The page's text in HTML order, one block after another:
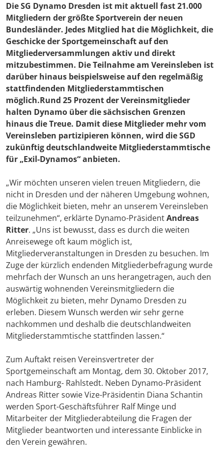
Die SG Dynamo Dresden ist mit aktuell fast 21.000
Mitgliedern der größte Sportverein der neuen
Bundesländer. Jedes Mitglied hat die Möglichkeit, die
Geschicke der Sportgemeinschaft auf den
Mitgliederversammlungen aktiv und direkt
mitzubestimmen. Die Teilnahme am Vereinsleben ist
darüber hinaus beispielsweise auf den regelmäßig
stattfindenden Mitgliederstammtischen
möglich.Rund 25 Prozent der Vereinsmitglieder
halten Dynamo über die sächsischen Grenzen
hinaus die Treue. Damit diese Mitglieder mehr vom
Vereinsleben partizipieren können, wird die SGD
zukünftig deutschlandweite Mitgliederstammtische
für „Exil-Dynamos“ anbieten.
„Wir möchten unseren vielen treuen Mitgliedern, die
nicht in Dresden und der näheren Umgebung wohnen,
die Möglichkeit bieten, mehr an unserem Vereinsleben
teilzunehmen“, erklärte Dynamo-PräsidentAndreas
Ritter. „Uns ist bewusst, dass es durch die weiten
Anreisewege oft kaum möglich ist,
Mitgliederveranstaltungen in Dresden zu besuchen. Im
Zuge der kürzlich endenden Mitgliederbefragung wurde
mehrfach der Wunsch an uns herangetragen, auch den
auswärtig wohnenden Vereinsmitgliedern die
Möglichkeit zu bieten, mehr Dynamo Dresden zu
erleben. Diesem Wunsch werden wir sehr gerne
nachkommen und deshalb die deutschlandweiten
Mitgliederstammtische stattfinden lassen.“
Zum Auftakt reisen Vereinsvertreter der
Sportgemeinschaft am Montag, dem 30. Oktober 2017,
nach Hamburg- Rahlstedt. Neben Dynamo-Präsident
Andreas Ritter sowie Vize-Präsidentin Diana Schantin
werden Sport-Geschäftsführer Ralf Minge und
Mitarbeiter der Mitgliederabteilung die Fragen der
Mitglieder beantworten und interessante Einblicke in
den Verein gewähren.